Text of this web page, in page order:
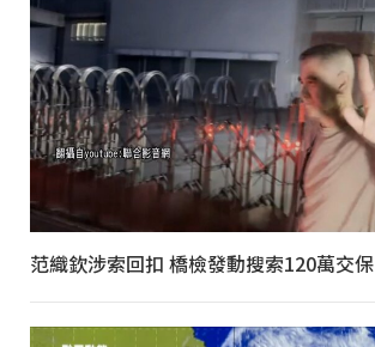
范織欽涉索回扣 橋檢發動搜索120萬交保